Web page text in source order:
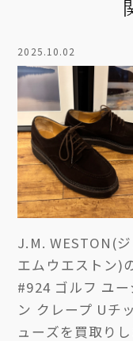
2025.10.02
J.M. WESTON(
エムウエストン)
#924 ゴルフ ユー
ン クレープ Uチ
ューズを買取り